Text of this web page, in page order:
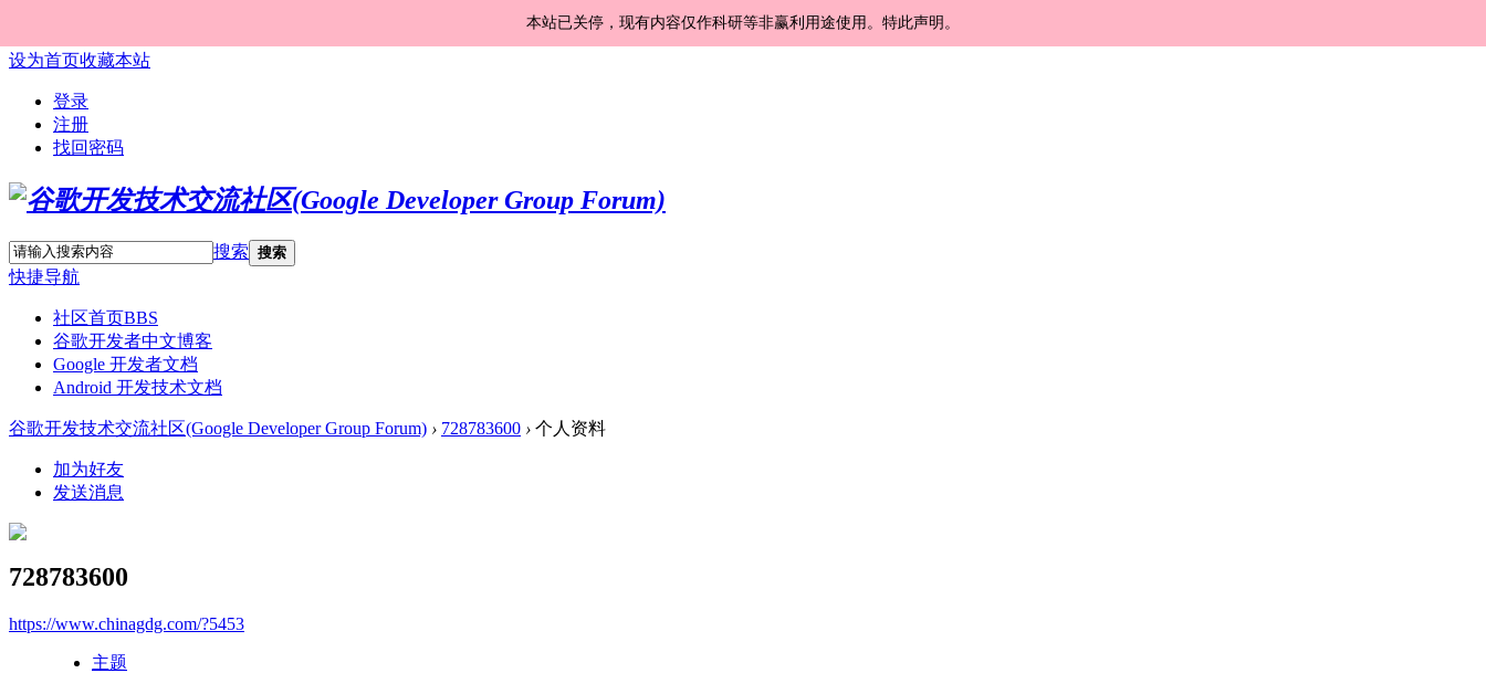
本站已关停，现有内容仅作科研等非赢利用途使用。特此声明。
设为首页收藏本站
登录
注册
找回密码
搜索 搜索
快捷导航
社区首页BBS
谷歌开发者中文博客
Google 开发者文档
Android 开发技术文档
谷歌开发技术交流社区(Google Developer Group Forum) › 728783600 › 个人资料
加为好友
发送消息
728783600
https://www.chinagdg.com/?5453
主题